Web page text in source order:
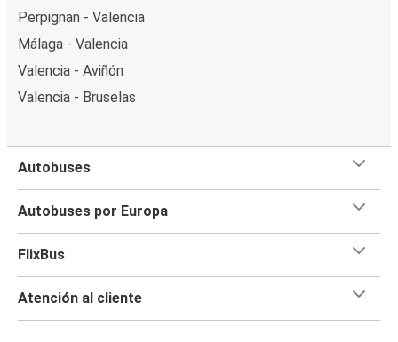
Perpignan - Valencia
Málaga - Valencia
Valencia - Aviñón
Valencia - Bruselas
Autobuses
Autobuses por Europa
FlixBus
Atención al cliente